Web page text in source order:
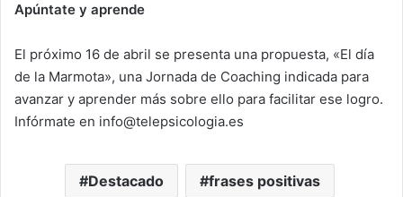
Apúntate y aprende
El próximo 16 de abril se presenta una propuesta, «El día
de la Marmota», una Jornada de Coaching indicada para
avanzar y aprender más sobre ello para facilitar ese logro.
Infórmate en info@telepsicologia.es
Destacado frases positivas